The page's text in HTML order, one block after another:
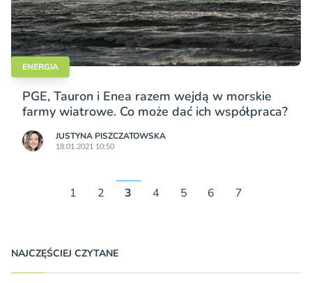
ENERGIA
PGE, Tauron i Enea razem wejdą w morskie
farmy wiatrowe. Co może dać ich współpraca?
JUSTYNA PISZCZATOWSKA
18.01.2021 10:50
1 2 3 4 5 6 7
NAJCZĘŚCIEJ CZYTANE